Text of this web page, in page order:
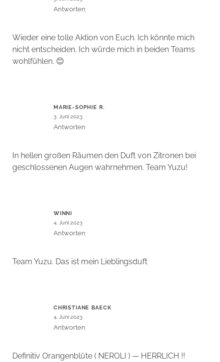
Antworten
Wieder eine tolle Aktion von Euch. Ich könnte mich
nicht entscheiden. Ich würde mich in beiden Teams
wohlfühlen. 😊
MARIE-SOPHIE R.
3. Juni 2023
Antworten
In hellen großen Räumen den Duft von Zitronen bei
geschlossenen Augen wahrnehmen. Team Yuzu!
WINNI
4. Juni 2023
Antworten
Team Yuzu. Das ist mein Lieblingsduft
CHRISTIANE BAECK
4. Juni 2023
Antworten
Definitiv Orangenblüte ( NEROLI ) — HERRLICH !!